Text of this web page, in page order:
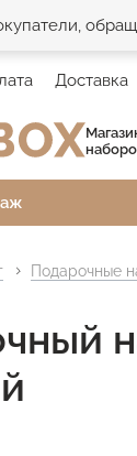
Доставка
Подарочные